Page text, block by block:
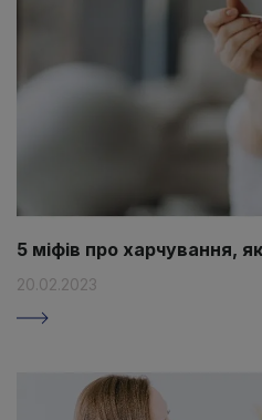
5 міфів про харчування,
20.02.2023